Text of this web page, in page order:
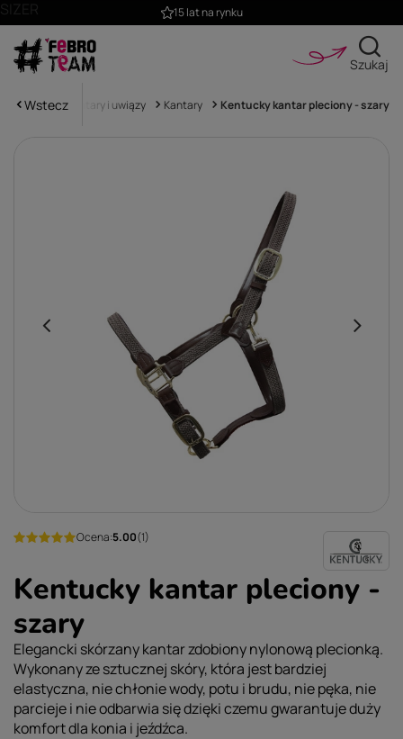
15 lat na rynku
Szukaj
Wstecz
Koń Kantary i uwiązy Kantary Kentucky kantar pleciony - szary
Ocena:5.00(1)
Kentucky kantar pleciony -
szary
Elegancki skórzany kantar zdobiony nylonową plecionką.
Wykonany ze sztucznej skóry, która jest bardziej
elastyczna, nie chłonie wody, potu i brudu, nie pęka, nie
parcieje i nie odbarwia się dzięki czemu gwarantuje duży
komfort dla konia i jeźdźca.